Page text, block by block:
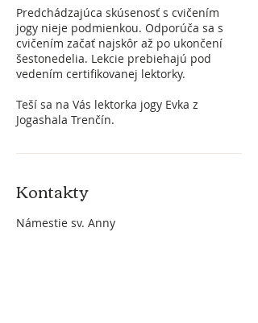
Predchádzajúca skúsenosť s cvičením
jogy nieje podmienkou. Odporúča sa s
cvičením začať najskôr až po ukončení
šestonedelia. Lekcie prebiehajú pod
vedením certifikovanej lektorky.
Teší sa na Vás lektorka jogy Evka z
Jogashala Trenčín.
Kontakty
Námestie sv. Anny